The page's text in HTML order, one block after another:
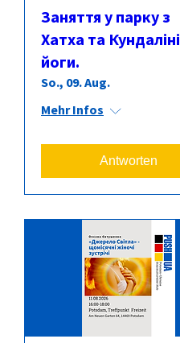
Заняття у парку з
Хатха та Кундаліні
йоги.
So., 09. Aug.
Mehr Infos
Antworten